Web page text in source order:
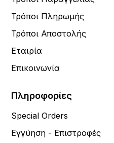
Τρόποι Πληρωμής
Τρόποι Αποστολής
Εταιρία
Επικοινωνία
Πληροφορίες
Special Orders
Εγγύηση - Επιστροφές